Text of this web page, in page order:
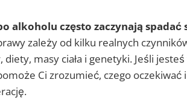
alkoholu często zaczynają spadać
zależy od kilku realnych
masy ciała i genetyki. Jeśli
Ci zrozumieć, czego oczekiwać